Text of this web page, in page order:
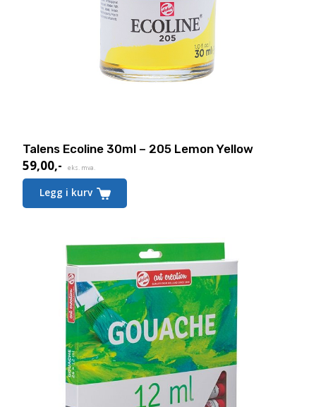
Talens Ecoline 30ml – 205 Lemon Yellow
59,00,- eks. mva.
Legg i kurv